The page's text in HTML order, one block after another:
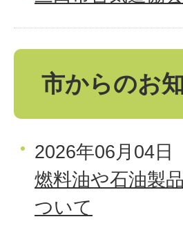
市からのお
2026年06月04日
燃料油や石油製
ついて